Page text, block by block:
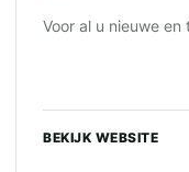
Voor al u nieuwe
BEKIJK WEBSITE